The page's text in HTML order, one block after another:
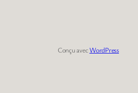
Conçu avecWordPress